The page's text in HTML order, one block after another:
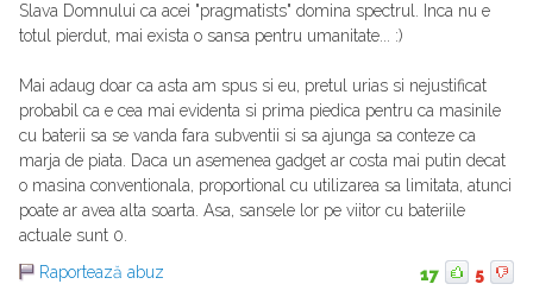
Slava Domnului ca acei "pragmatists" domina spectrul. Inca nu e
totul pierdut, mai exista o sansa pentru umanitate... :)
Mai adaug doar ca asta am spus si eu, pretul urias si nejustificat
probabil ca e cea mai evidenta si prima piedica pentru ca masinile
cu baterii sa se vanda fara subventii si sa ajunga sa conteze ca
marja de piata. Daca un asemenea gadget ar costa mai putin decat
o masina conventionala, proportional cu utilizarea sa limitata, atunci
poate ar avea alta soarta. Asa, sansele lor pe viitor cu bateriile
actuale sunt 0.
Raportează abuz
17 5